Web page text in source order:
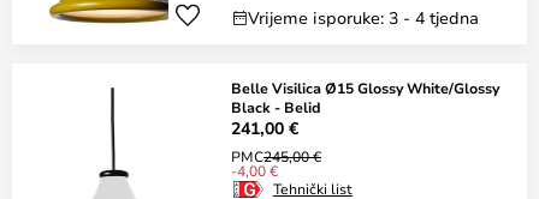
Vrijeme isporuke: 3 - 4 tjedna
Belle Visilica Ø15 Glossy White/Glossy
Black - Belid
241,00 €
PMC245,00 €
-4,00 €
Tehnički list